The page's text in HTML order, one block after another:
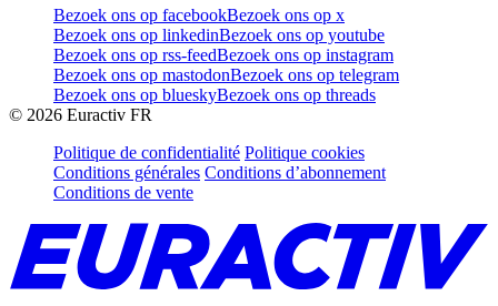
Bezoek ons op facebookBezoek ons op x
Bezoek ons op linkedinBezoek ons op youtube
Bezoek ons op rss-feedBezoek ons op instagram
Bezoek ons op mastodonBezoek ons op telegram
Bezoek ons op blueskyBezoek ons op threads
© 2026 Euractiv FR
Politique de confidentialité Politique cookies
Conditions générales Conditions d’abonnement
Conditions de vente